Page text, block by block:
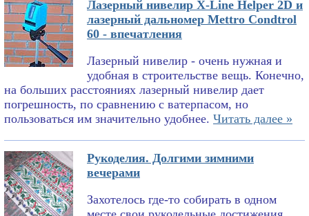
Лазерный нивелир X-Line Helper 2D и
лазерный дальномер Mettro Condtrol
60 - впечатления
Лазерный нивелир - очень нужная и
удобная в строительстве вещь. Конечно,
на больших расстояниях лазерный нивелир дает
погрешность, по сравнению с ватерпасом, но
пользоваться им значительно удобнее. Читать далее »
Рукоделия. Долгими зимними
вечерами
Захотелось где-то собирать в одном